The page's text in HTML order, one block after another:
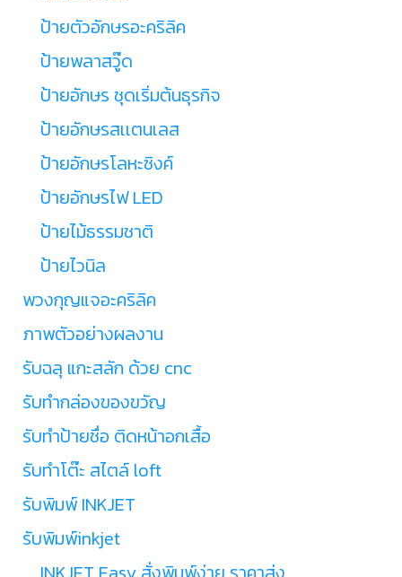
ป้ายตัวอักษรอะคริลิค
ป้ายพลาสวู๊ด
ป้ายอักษร ชุดเริ่มต้นธุรกิจ
ป้ายอักษรสเเตนเลส
ป้ายอักษรโลหะซิงค์
ป้ายอักษรไฟ LED
ป้ายไม้ธรรมชาติ
ป้ายไวนิล
พวงกุญแจอะคริลิค
ภาพตัวอย่างผลงาน
รับฉลุ แกะสลัก ด้วย cnc
รับทำกล่องของขวัญ
รับทำป้ายชื่อ ติดหน้าอกเสื้อ
รับทำโต๊ะ สไตล์ loft
รับพิมพ์ INKJET
รับพิมพ์inkjet